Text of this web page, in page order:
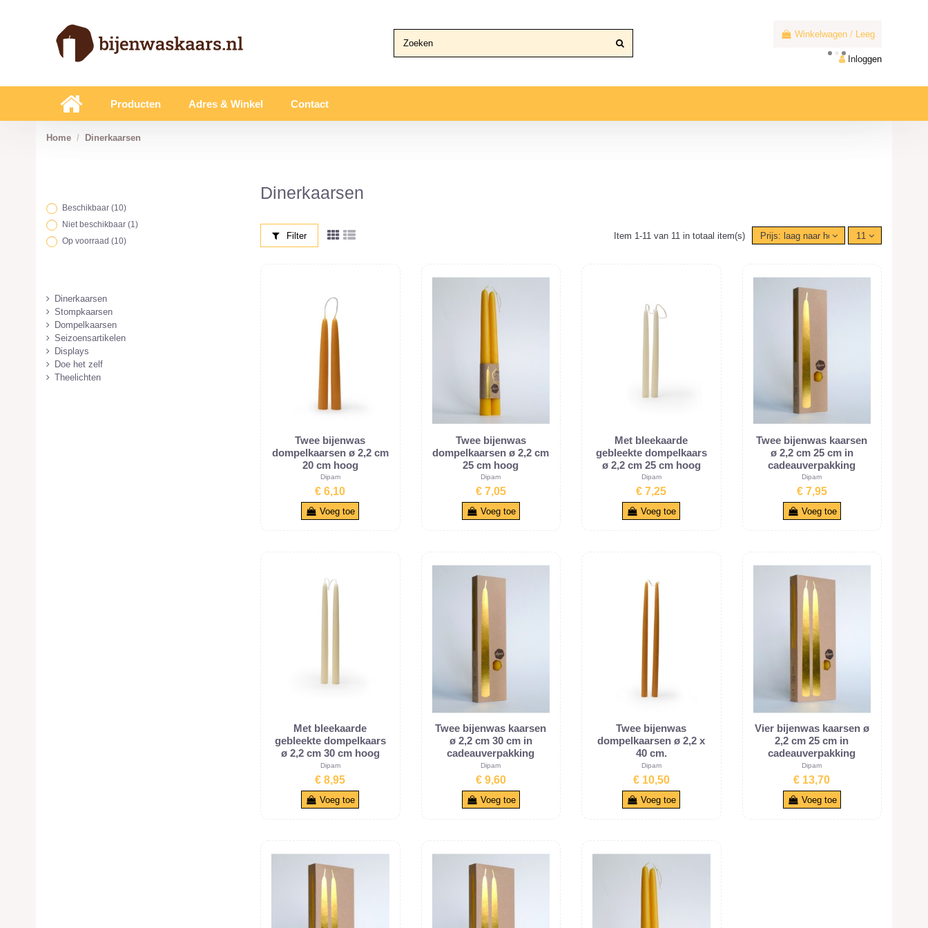
Winkelwagen / Leeg
Inloggen
Producten Adres & Winkel Contact
Home Dinerkaarsen
Dinerkaarsen
Filter Item 1-11 van 11 in totaal item(s) Prijs: laag naar hoog 11
Twee bijenwas
dompelkaarsen ø 2,2 cm
20 cm hoog
Dipam
€ 6,10
Voeg toe
Twee bijenwas
dompelkaarsen ø 2,2 cm
25 cm hoog
Dipam
€ 7,05
Voeg toe
Met bleekaarde
gebleekte dompelkaars
ø 2,2 cm 25 cm hoog
Dipam
€ 7,25
Voeg toe
Twee bijenwas kaarsen
ø 2,2 cm 25 cm in
cadeauverpakking
Dipam
€ 7,95
Voeg toe
Met bleekaarde
gebleekte dompelkaars
ø 2,2 cm 30 cm hoog
Dipam
€ 8,95
Voeg toe
Twee bijenwas kaarsen
ø 2,2 cm 30 cm in
cadeauverpakking
Dipam
€ 9,60
Voeg toe
Twee bijenwas
dompelkaarsen ø 2,2 x
40 cm.
Dipam
€ 10,50
Voeg toe
Vier bijenwas kaarsen ø
2,2 cm 25 cm in
cadeauverpakking
Dipam
€ 13,70
Voeg toe
Beschikbaar (10)
Niet beschikbaar (1)
Op voorraad (10)
Dinerkaarsen
Stompkaarsen
Dompelkaarsen
Seizoensartikelen
Displays
Doe het zelf
Theelichten